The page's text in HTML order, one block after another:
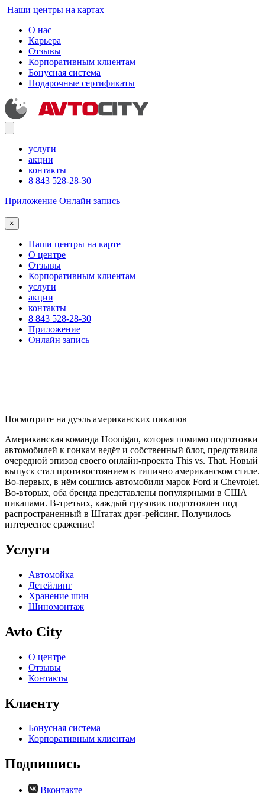
Наши центры на картах
О нас
Карьера
Отзывы
Корпоративным клиентам
Бонусная система
Подарочные сертификаты
услуги
акции
контакты
8 843 528-28-30
Приложение Онлайн запись
×
Наши центры на карте
О центре
Отзывы
Корпоративным клиентам
услуги
акции
контакты
8 843 528-28-30
Приложение
Онлайн запись
Посмотрите на дуэль американских пикапов
Американская команда Hoonigan, которая помимо подготовки
автомобилей к гонкам ведёт и собственный блог, представила
очередной эпизод своего онлайн-проекта This vs. That. Новый
выпуск стал противостоянием в типично американском стиле.
Во-первых, в нём сошлись автомобили марок Ford и Chevrolet.
Во-вторых, оба бренда представлены популярными в США
пикапами. В-третьих, каждый грузовик подготовлен под
распространенный в Штатах дрэг-рейсинг. Получилось
интересное сражение!
Услуги
Автомойка
Детейлинг
Хранение шин
Шиномонтаж
Avto City
О центре
Отзывы
Контакты
Клиенту
Бонусная система
Корпоративным клиентам
Подпишись
Вконтакте